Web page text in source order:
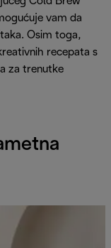
vam da
Osim toga,
recepata s
za trenutke